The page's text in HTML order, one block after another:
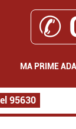
✆
MA PRIME
95630